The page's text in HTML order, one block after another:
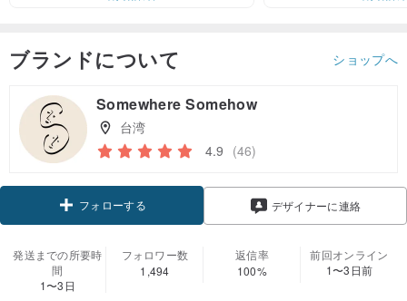
ブランドについて ショップへ
Somewhere Somehow
台湾
4.9 (46)
フォローする デザイナーに連絡
発送までの所要時
間
1〜3日
フォロワー数
1,494
返信率
100%
前回オンライン
1〜3日前